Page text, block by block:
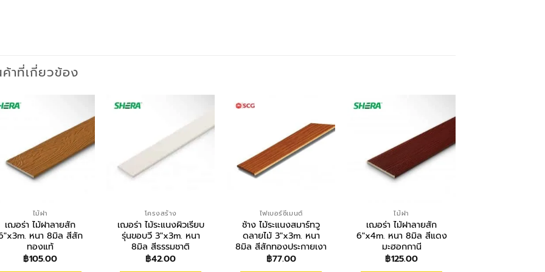
าที่เกี่ยวข้อง
ไม้ฝา
เฌอร่า ไม้ฝาลายสัก
หนา 8มิล สีสัก
ทองแท้
฿105.00
โครงสร้าง
เฌอร่า ไม้ระแนงผิวเรียบ
รุ่นขอบวี 3″x3m. หนา
8มิล สีธรรมชาติ
฿42.00
ไฟเบอร์ซีเมนต์
ช้าง ไม้ระแนงสมาร์ทวู
ดลายไม้ 3″x3m. หนา
8มิล สีสักทองประกายเงา
฿77.00
ไม้ฝา
เฌอร่า ไม้ฝาลายสัก
6″x4m. หนา 8มิล สีแดง
มะฮอกกานี
฿125.00